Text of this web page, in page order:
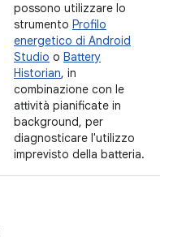
possono utilizzare lo
strumento Profilo
energetico di Android
Studio o Battery
Historian, in
combinazione con le
attività pianificate in
background, per
diagnosticare l'utilizzo
imprevisto della batteria.